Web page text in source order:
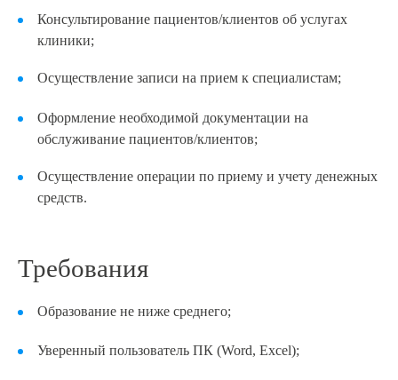
ЗАКАЗАТЬ ЗВОНОК
ЗАПИСЬ ОНЛАЙН
Консультирование пациентов/клиентов об услугах
клиники;
Осуществление записи на прием к специалистам;
Оформление необходимой документации на
обслуживание пациентов/клиентов;
Осуществление операции по приему и учету денежных
средств.
Требования
Образование не ниже среднего;
Уверенный пользователь ПК (Word, Excel);